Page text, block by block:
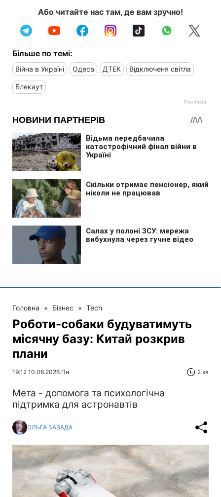
Або читайте нас там, де вам зручно!
Більше по темі:
Війна в Україні Одеса ДТЕК Відключеня світла
Блекаут
Головна » Бізнес » Tech
Роботи-собаки будуватимуть
місячну базу: Китай розкрив
плани
19:12 10.08.2026 Пн 2 хв
Мета - допомога та психологічна
підтримка для астронавтів
ОЛЬГА ЗАВАДА